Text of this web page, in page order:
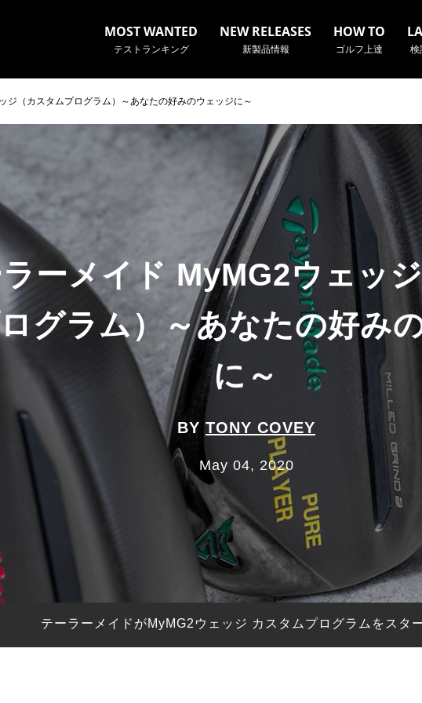
MOST WANTED
テストランキング
NEW RELEASES
新製品情報
HOW TO
ゴルフ上達 検
ジ（カスタムプログラム）～あなたの好みのウェッジに～
ーメイド MyMG2ウェッ
グラム）～あなたの好み
に～
BY TONY COVEY
May 04, 2020
テーラーメイドがMyMG2ウェッジ カスタムプログラムをスタ
※メーカー名やクラブ名など、検索したい事柄を入力してください。